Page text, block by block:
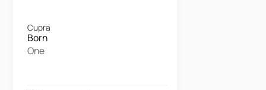
Cupra
Born
One